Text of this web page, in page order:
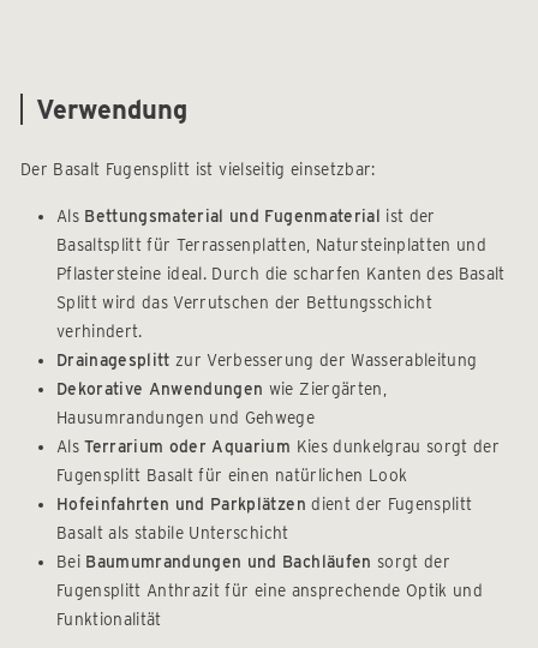
Verwendung
Der Basalt Fugensplitt ist vielseitig einsetzbar:
Als Bettungsmaterial und Fugenmaterial ist der
Basaltsplitt für Terrassenplatten, Natursteinplatten und
Pflastersteine ideal. Durch die scharfen Kanten des Basalt
Splitt wird das Verrutschen der Bettungsschicht
verhindert.
Drainagesplitt zur Verbesserung der Wasserableitung
Dekorative Anwendungen wie Ziergärten,
Hausumrandungen und Gehwege
AlsTerrarium oder Aquarium Kies dunkelgrau sorgt der
Fugensplitt Basalt für einen natürlichen Look
Hofeinfahrten und Parkplätzen dient der Fugensplitt
Basalt als stabile Unterschicht
Bei Baumumrandungen und Bachläufen sorgt der
Fugensplitt Anthrazit für eine ansprechende Optik und
Funktionalität